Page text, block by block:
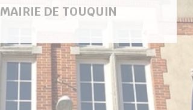
MAIRIE DE TOUQUIN